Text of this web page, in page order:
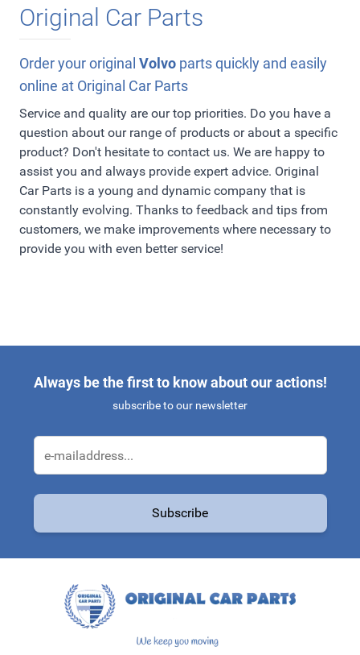
Volvo verpakking en voorzien van originele
Volvo stickers.
Original Car Parts
Order your original Volvo parts quickly and easily
online at Original Car Parts
Service and quality are our top priorities. Do you have a
question about our range of products or about a specific
product? Don't hesitate to contact us. We are happy to
assist you and always provide expert advice. Original
Car Parts is a young and dynamic company that is
constantly evolving. Thanks to feedback and tips from
customers, we make improvements where necessary to
provide you with even better service!
Always be the first to know about our actions!
subscribe to our newsletter
Subscribe